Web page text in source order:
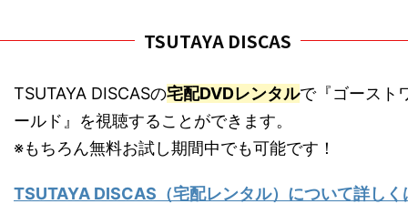
TSUTAYA DISCAS
TSUTAYA DISCASの宅配DVDレンタルで『ゴースト
ールド』を視聴することができます。
※もちろん無料お試し期間中でも可能です！
TSUTAYA DISCAS（宅配レンタル）について詳しく